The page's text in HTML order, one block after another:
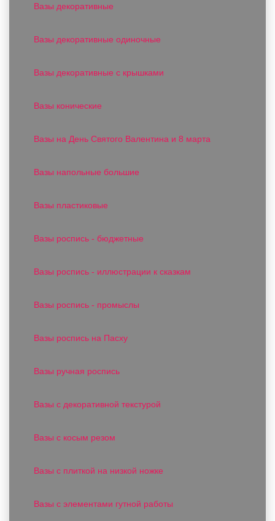
Вазы декоративные
Вазы декоративные одиночные
Вазы декоративные с крышками
Вазы конические
Вазы на День Святого Валентина и 8 марта
Вазы напольные большие
Вазы пластиковые
Вазы роспись - бюджетные
Вазы роспись - иллюстрации к сказкам
Вазы роспись - промыслы
Вазы роспись на Пасху
Вазы ручная роспись
Вазы с декоративной текстурой
Вазы с косым резом
Вазы с плиткой на низкой ножке
Вазы с элементами гутной работы